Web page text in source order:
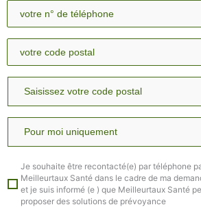
Je souhaite être recontacté(e) par téléphone
Meilleurtaux Santé dans le cadre de ma
et je suis informé (e ) que Meilleurtaux Santé
proposer des solutions de prévoyance